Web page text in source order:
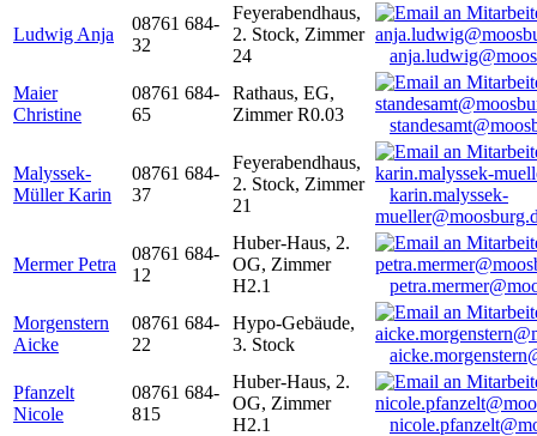
Ludwig Anja
08761 684-
32
Feyerabendhaus,
2. Stock, Zimmer
24
Maier
Christine
08761 684-
65
Rathaus, EG,
Zimmer R0.03
Malyssek-
Müller Karin
08761 684-
37
Feyerabendhaus,
2. Stock, Zimmer
21
karin.malyssek-
Mermer Petra
08761 684-
12
Huber-Haus, 2.
OG, Zimmer
H2.1
Morgenstern
Aicke
08761 684-
22
Hypo-Gebäude,
3. Stock
Pfanzelt
Nicole
08761 684-
815
Huber-Haus, 2.
OG, Zimmer
H2.1